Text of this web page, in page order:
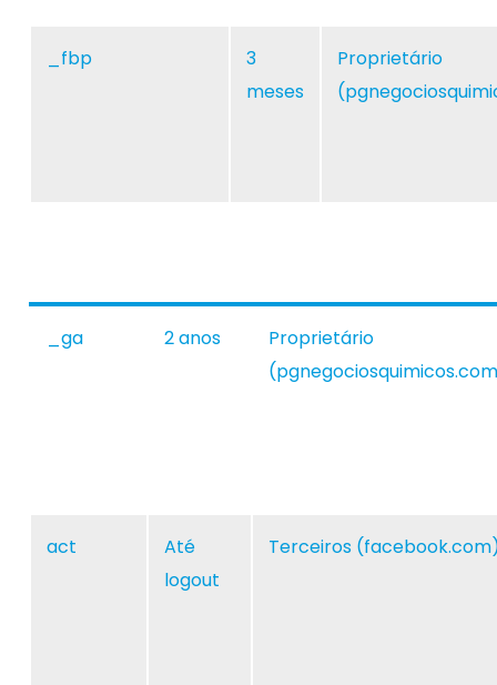
_fbp
3
meses
Proprietário
_ga 2 anos
Proprietário
act
Até
logout
Terceiros